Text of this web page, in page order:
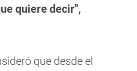
quiere decir",
que desde el